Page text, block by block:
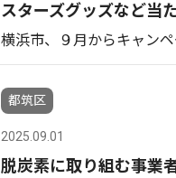
スターズグッズなど当
横浜市、９月からキャンペ
都筑区
2025.09.01
脱炭素に取り組む事業